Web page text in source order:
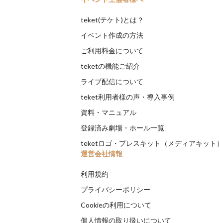
teket(テケト)とは？
イベント作成の方法
ご利用料金について
teketの機能ご紹介
ライブ配信について
teket利用者様の声・導入事例
資料・マニュアル
登録済み劇場・ホール一覧
teketロゴ・プレスキット（メディアキット）
運営会社情報
利用規約
プライバシーポリシー
Cookieの利用について
個人情報の取り扱いについて